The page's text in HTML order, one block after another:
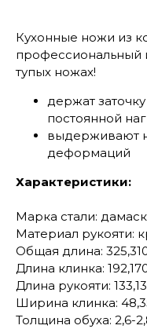
Кухонные ножи из
профессиональный
тупых ножах!
держат
постоянной
выдерживают
деформаций
Характеристики:
Марка стали: дамаск
Материал рукояти:
Общая длина:
Длина клинка:
Длина рукояти:
Ширина клинка:
Толщина обуха: 2,6-